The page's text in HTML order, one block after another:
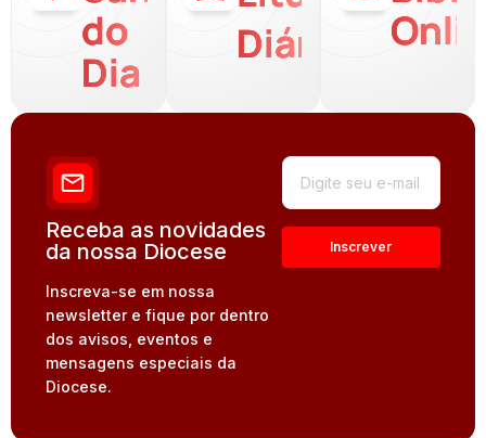
do
Dia
Diária
Receba as novidades
da nossa Diocese
Inscreva-se em nossa
newsletter e fique por dentro
dos avisos, eventos e
mensagens especiais da
Diocese.